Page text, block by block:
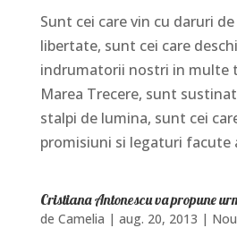
Sunt cei care vin cu daruri
libertate, sunt cei care
indrumatorii nostri in multe
Marea Trecere, sunt
stalpi de lumina, sunt cei
promisiuni si legaturi facute
Cristiana Antonescu va propune
de Camelia | aug. 20, 2013 |